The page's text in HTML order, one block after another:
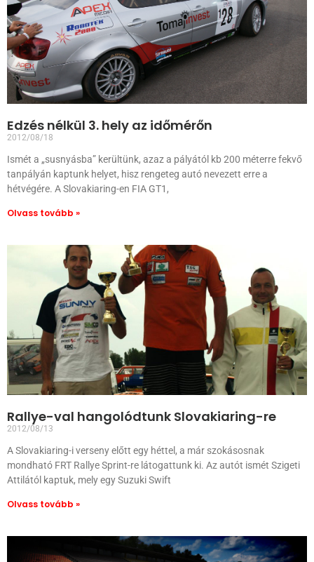
Edzés nélkül 3. hely az időmérőn
2012/08/18
Ismét a „susnyásba” kerültünk, azaz a pályától kb 200 méterre fekvő
tanpályán kaptunk helyet, hisz rengeteg autó nevezett erre a
hétvégére. A Slovakiaring-en FIA GT1,
Olvass tovább »
Rallye-val hangolódtunk Slovakiaring-re
2012/08/13
A Slovakiaring-i verseny előtt egy héttel, a már szokásosnak
mondható FRT Rallye Sprint-re látogattunk ki. Az autót ismét Szigeti
Attilától kaptuk, mely egy Suzuki Swift
Olvass tovább »